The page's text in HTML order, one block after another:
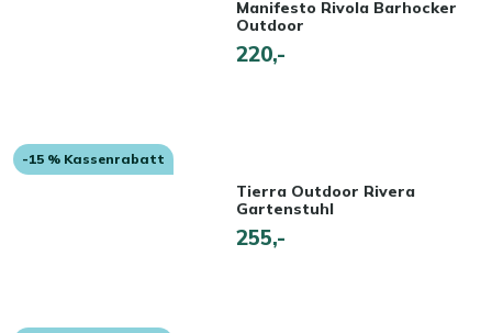
Manifesto Rivola Barhocker
Outdoor
220,-
-15 % Kassenrabatt
Tierra Outdoor Rivera
Gartenstuhl
255,-